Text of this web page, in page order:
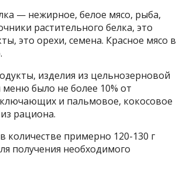
— нежирное, белое мясо, рыба,
растительного белка, это
это орехи, семена. Красное мясо в
изделия из цельнозерновой
было не более 10% от
и пальмовое, кокосовое
рациона.
примерно 120-130 г
получения необходимого